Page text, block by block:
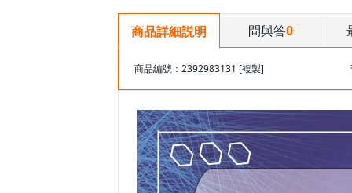
商品詳細説明 問與答0
商品編號：2392983131 [複製]